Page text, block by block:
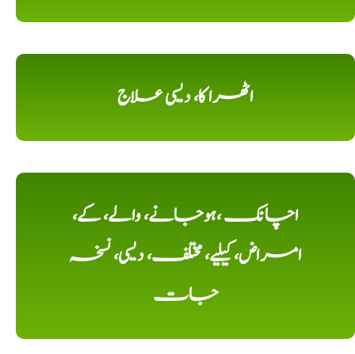
اٹھرا کا، دیسی علاج
اچانک ،ہوجانے، والے، کے،
امراض، کیلیے، مختلف، دیسی، نسخہ
جات